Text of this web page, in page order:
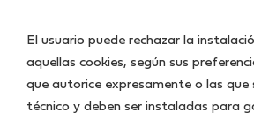
El usuario puede rechazar la
aquellas cookies, según sus
que autorice expresamente o las que
técnico y deben ser instaladas para